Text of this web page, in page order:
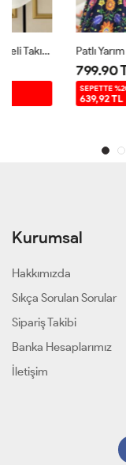
799.90 TL
SEPETTE %20 İNDİRİM
Kurumsal
Hakkımızda
Sıkça Sorulan Sorular
Sipariş Takibi
Banka Hesaplarımız
İletişim